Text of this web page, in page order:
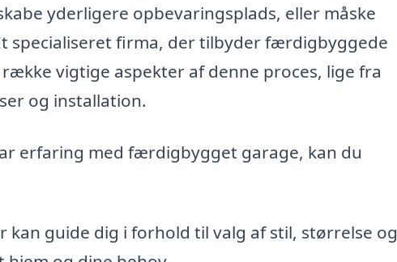
yderligere opbevaringsplads, eller måske
specialiseret firma, der tilbyder færdigbyggede
vigtige aspekter af denne proces, lige fra
og installation.
erfaring med færdigbygget garage, kan du
kan guide dig i forhold til valg af stil, størrelse og